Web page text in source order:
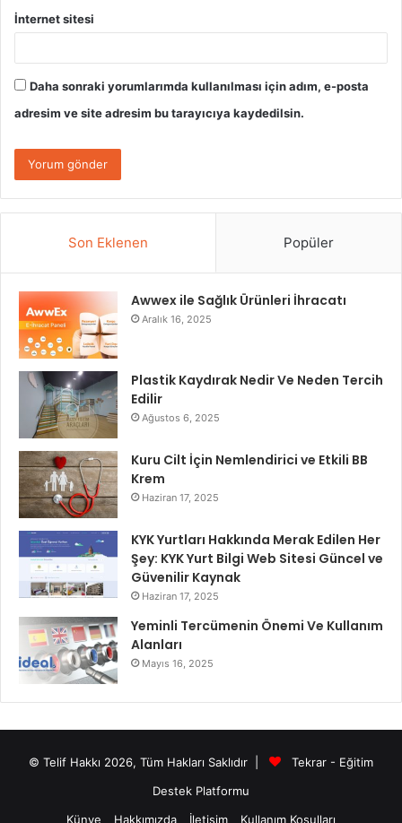
İnternet sitesi
Daha sonraki yorumlarımda kullanılması için adım, e-posta
adresim ve site adresim bu tarayıcıya kaydedilsin.
Son Eklenen Popüler
Awwex ile Sağlık Ürünleri İhracatı
Aralık 16, 2025
Plastik Kaydırak Nedir Ve Neden Tercih
Edilir
Ağustos 6, 2025
Kuru Cilt İçin Nemlendirici ve Etkili BB
Krem
Haziran 17, 2025
KYK Yurtları Hakkında Merak Edilen Her
Şey: KYK Yurt Bilgi Web Sitesi Güncel ve
Güvenilir Kaynak
Haziran 17, 2025
Yeminli Tercümenin Önemi Ve Kullanım
Alanları
Mayıs 16, 2025
© Telif Hakkı 2026, Tüm Hakları Saklıdır |
Tekrar - Eğitim
Destek Platformu
Künye
Hakkımızda İletişim Kullanım Koşulları